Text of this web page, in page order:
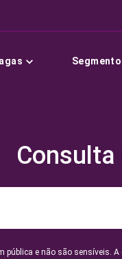
Consulta
pública e não são sensíveis.